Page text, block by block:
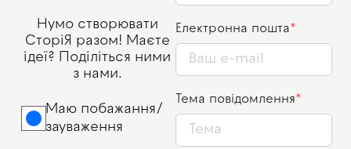
Нумо створювати
СторіЯ разом! Маєте
ідеї? Поділіться ними
з нами.
Маю побажання/
зауваження
Електронна пошта
Тема повідомлення